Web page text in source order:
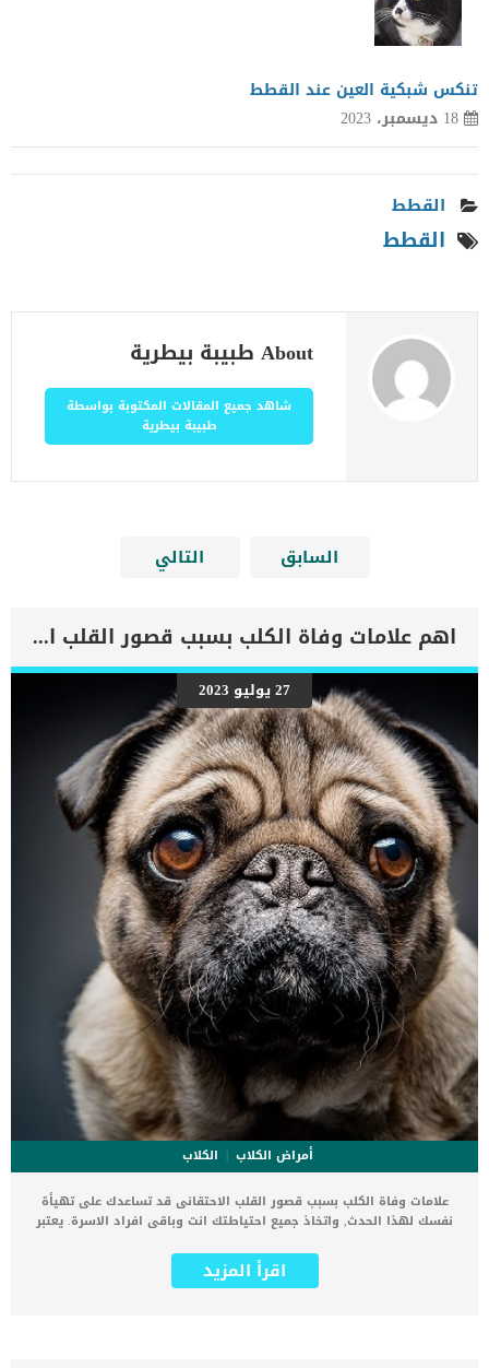
تنكس شبكية العين عند القطط
18 ديسمبر، 2023
القطط
القطط
About طبيبة بيطرية
شاهد جميع المقالات المكتوبة بواسطة
طبيبة بيطرية
السابق التالي
اهم علامات وفاة الكلب بسبب قصور القلب الاحتقانى
27 يوليو 2023
أمراض الكلاب
الكلاب
علامات وفاة الكلب بسبب قصور القلب الاحتقانى قد تساعدك على تهيأة
نفسك لهذا الحدث, واتخاذ جميع احتياطتك انت وباقى افراد الاسرة. يعتبر
يتعرض لها جميع الكائنات الحية بما فى ذلك الكلاب والقطط. كما ان القلب
يعتبر عضوا رئيسيا فى جسم الكلاب, واى قصور به يعتبر قصور فى باقى
اقرأ المزيد